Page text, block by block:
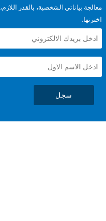
الشخصية، بالقدر اللازم،